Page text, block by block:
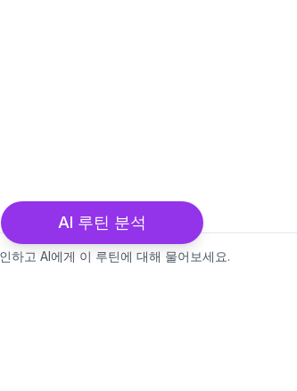
하고 AI에게 이 루틴에 대해 물어보세요.
AI 루틴 분석